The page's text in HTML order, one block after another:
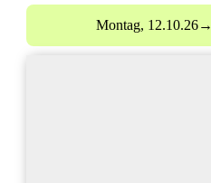
Montag, 12.10.26→